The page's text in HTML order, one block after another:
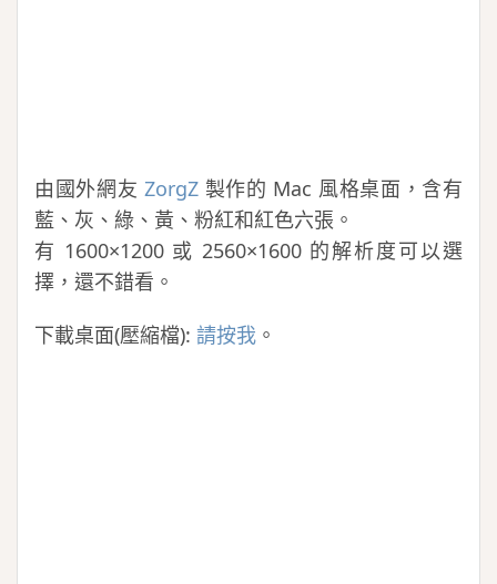
由國外網友 ZorgZ 製作的 Mac 風格桌面，含有
藍、灰、綠、黃、粉紅和紅色六張。
有 1600×1200 或 2560×1600 的解析度可以選
擇，還不錯看。
下載桌面(壓縮檔): 請按我 。